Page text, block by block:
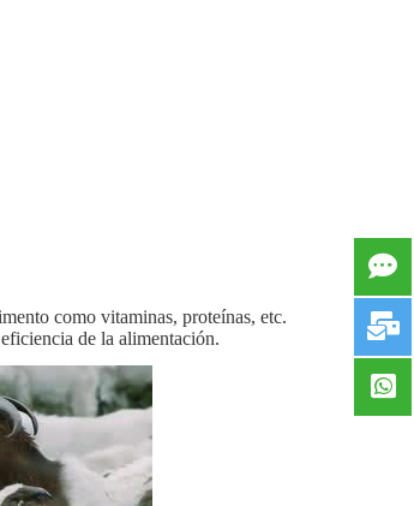
como vitaminas, proteínas, etc.
de la alimentación.